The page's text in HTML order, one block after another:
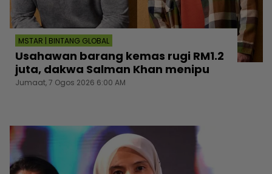
MSTAR | BINTANG GLOBAL
Usahawan barang kemas rugi RM1.2
juta, dakwa Salman Khan menipu
Jumaat, 7 Ogos 2026 6:00 AM